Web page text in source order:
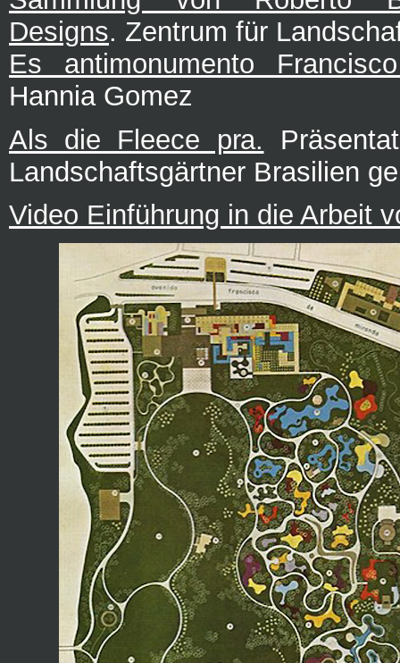
Designs. Zentrum für
Es antimonumento
Hannia Gomez
Als die Fleece pra.
Landschaftsgärtner Brasilien
Video Einführung in die Arbeit